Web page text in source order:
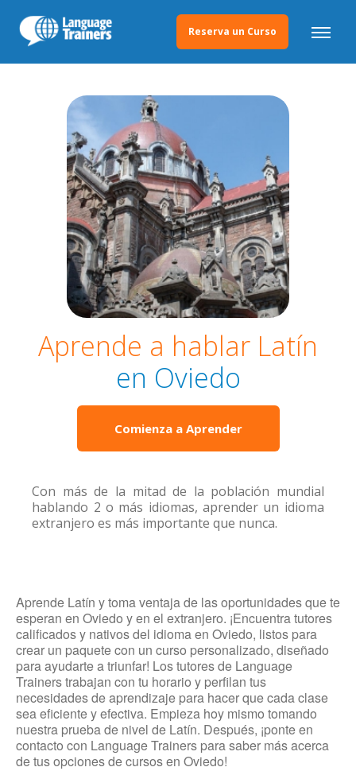
Reserva un Curso
Aprende a hablar Latín
en Oviedo
Comienza a Aprender
Con más de la mitad de la población mundial
hablando 2 o más idiomas, aprender un idioma
extranjero es más importante que nunca.
Aprende Latín y toma ventaja de las oportunidades que te
esperan en Oviedo y en el extranjero. ¡Encuentra tutores
calificados y nativos del idioma en Oviedo, listos para
crear un paquete con un curso personalizado, diseñado
para ayudarte a triunfar! Los tutores de Language
Trainers trabajan con tu horario y perfilan tus
necesidades de aprendizaje para hacer que cada clase
sea eficiente y efectiva. Empieza hoy mismo tomando
nuestra prueba de nivel de Latín. Después, ¡ponte en
contacto con Language Trainers para saber más acerca
de tus opciones de cursos en Oviedo!